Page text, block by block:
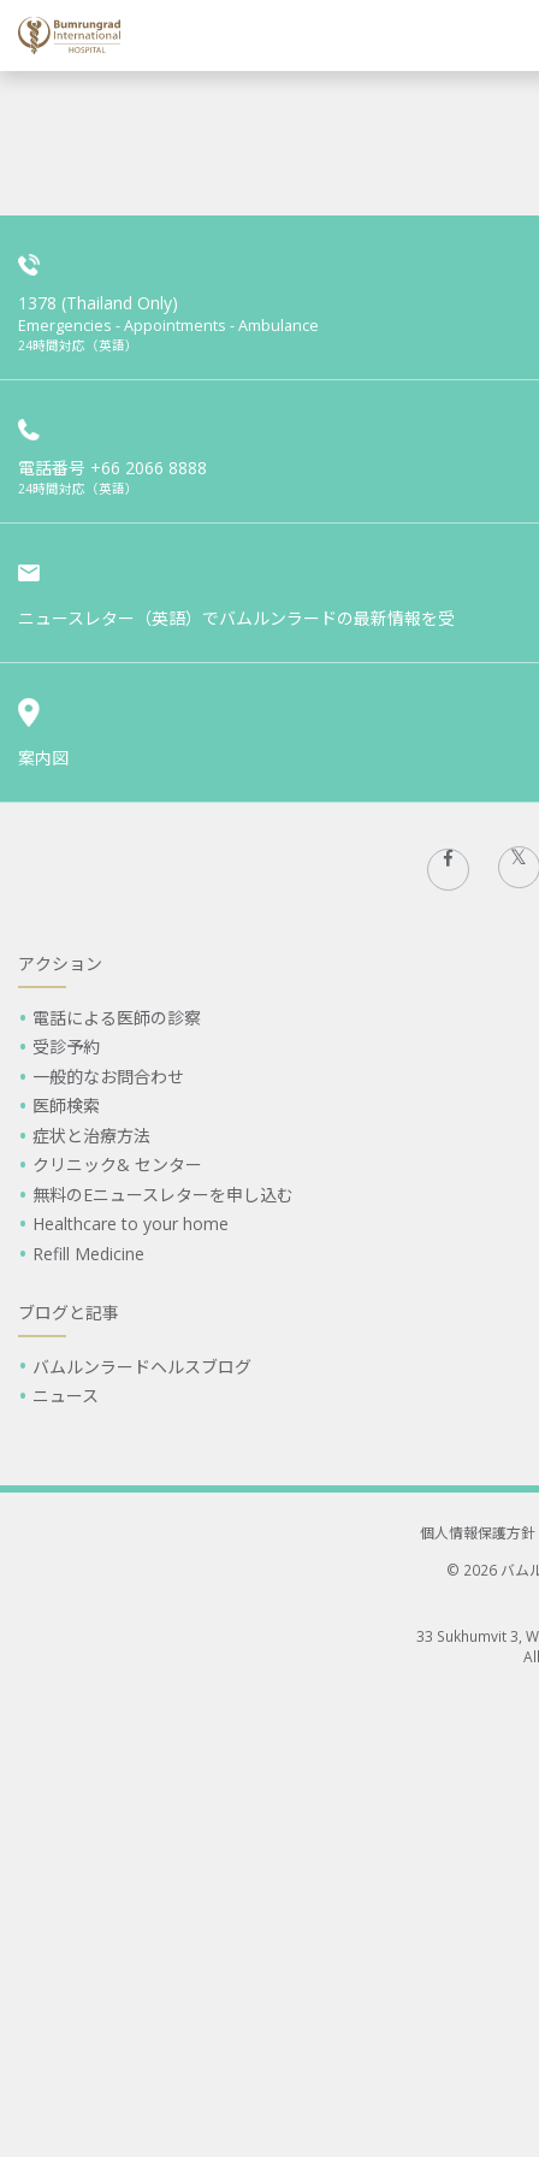
1378 (Thailand Only)
Emergencies - Appointments - Ambulance
24時間対応（英語）
電話番号 +66 2066 8888
24時間対応（英語）
ニュースレター（英語）でバムルンラードの最新情報を受
案内図
アクション
電話による医師の診察
受診予約
一般的なお問合わせ
医師検索
症状と治療方法
クリニック& センター
無料のEニュースレターを申し込む
Healthcare to your home
Refill Medicine
ブログと記事
バムルンラードヘルスブログ
ニュース
個人情報保護方針
© 2026 バム
33 Sukhumvit 3,